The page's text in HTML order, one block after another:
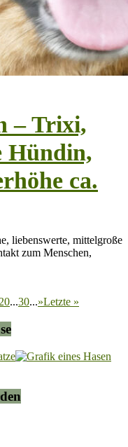
– Trixi,
Hündin,
ca.
liebenswerte, mittelgroße
zum Menschen,
...30...»Letzte »